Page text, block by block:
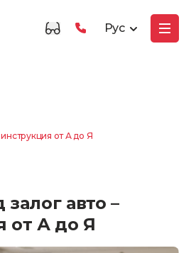
Рус
от А до Я
авто –
от А до Я